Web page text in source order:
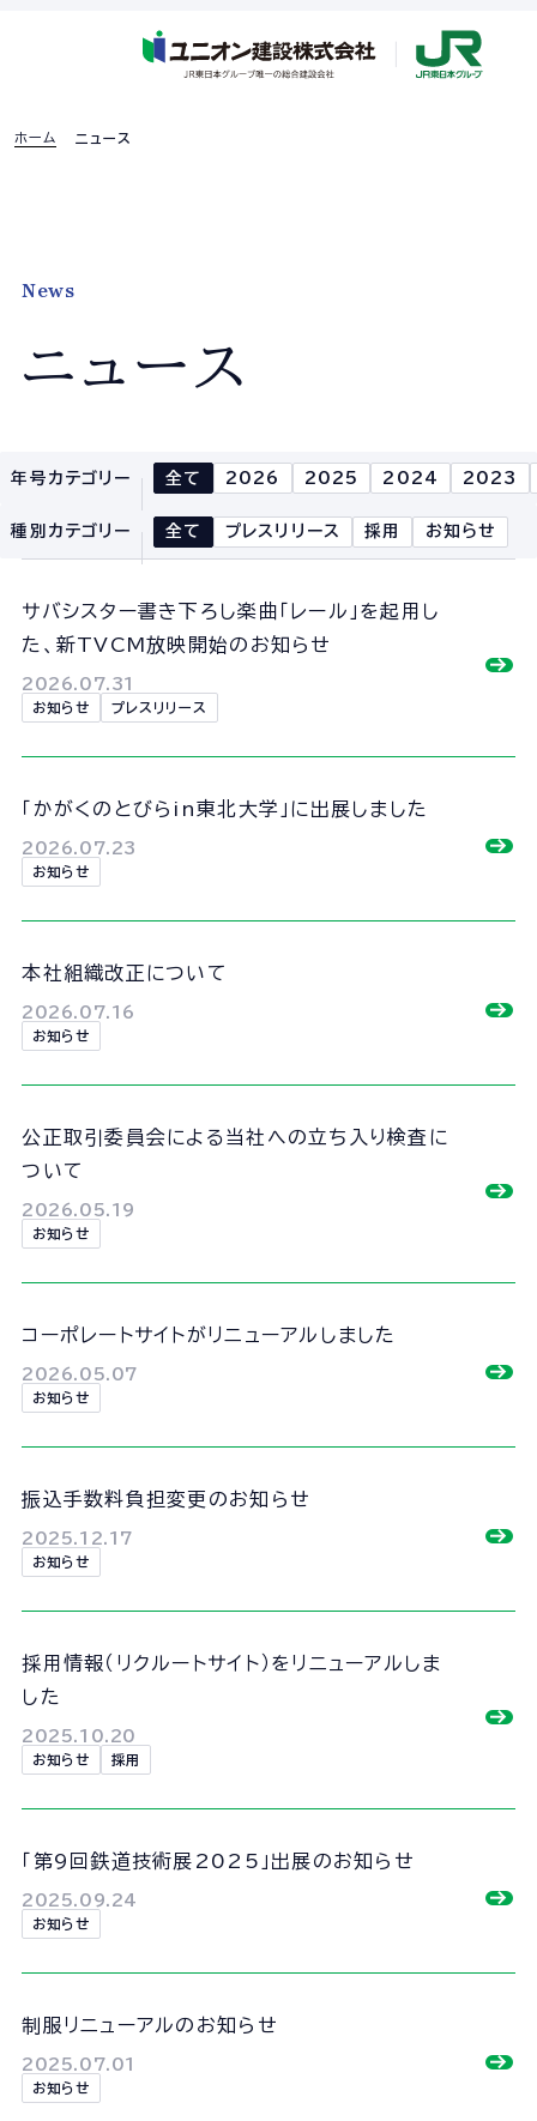
ホーム
企業情報
企業理念
社長あいさつ
沿革
事業所一覧
事業内容
事業内容TOP
建築部門
安全
イノベーション
CMギャラリー
協力会社の皆さまへ
個人情報の取扱いに関する基本方針
サイトマップ
ホーム ニュース
News
ニュース
年号カテゴリー 全て 2026 2025 2024 2023
種別カテゴリー 全て プレスリリース 採用 お知らせ
サバシスター書き下ろし楽曲「レール」を起用し
た、新TVCM放映開始のお知らせ
2026.07.31
お知らせ プレスリリース
「かがくのとびらin東北大学」に出展しました
2026.07.23
お知らせ
本社組織改正について
2026.07.16
お知らせ
公正取引委員会による当社への立ち入り検査に
ついて
2026.05.19
お知らせ
コーポレートサイトがリニューアルしました
2026.05.07
お知らせ
振込手数料負担変更のお知らせ
2025.12.17
お知らせ
採用情報（リクルートサイト）をリニューアルしま
した
2025.10.20
お知らせ 採用
「第9回鉄道技術展2025」出展のお知らせ
2025.09.24
お知らせ
制服リニューアルのお知らせ
2025.07.01
お知らせ